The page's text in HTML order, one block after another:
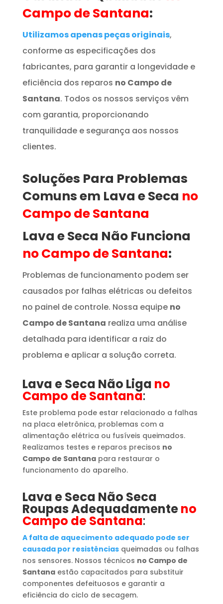
Campo de Santana:
Utilizamos apenas peças originais,
conforme as especificações dos
fabricantes, para garantir a longevidade e
eficiência dos reparos no Campo de
Santana. Todos os nossos serviços vêm
com garantia, proporcionando
tranquilidade e segurança aos nossos
clientes.
Soluções Para Problemas
Comuns em Lava e Seca no
Campo de Santana
Lava e Seca Não Funciona
no Campo de Santana:
Problemas de funcionamento podem ser
causados por falhas elétricas ou defeitos
no painel de controle. Nossa equipe no
Campo de Santana realiza uma análise
detalhada para identificar a raiz do
problema e aplicar a solução correta.
Lava e Seca Não Liga no
Campo de Santana:
Este problema pode estar relacionado a falhas
na placa eletrônica, problemas com a
alimentação elétrica ou fusíveis queimados.
Realizamos testes e reparos precisos no
Campo de Santanapara restaurar o
funcionamento do aparelho.
Lava e Seca Não Seca
Roupas Adequadamenteno
Campo de Santana:
A falta de aquecimento adequado pode ser
causada por resistênciasqueimadas ou falhas
nos sensores. Nossos técnicos no Campo de
Santanaestão capacitados para substituir
componentes defeituosos e garantir a
eficiência do ciclo de secagem.